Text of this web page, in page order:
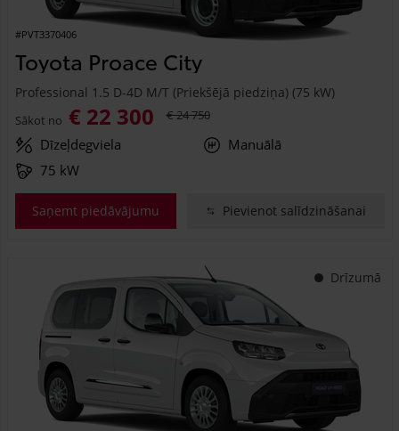
#PVT3370406
Toyota Proace City
Professional 1.5 D-4D M/T (Priekšējā piedziņa) (75 kW)
Sākot no € 22 300 € 24 750
Dīzeļdegviela
Manuālā
75 kW
Saņemt piedāvājumu Pievienot salīdzināšanai
Drīzumā